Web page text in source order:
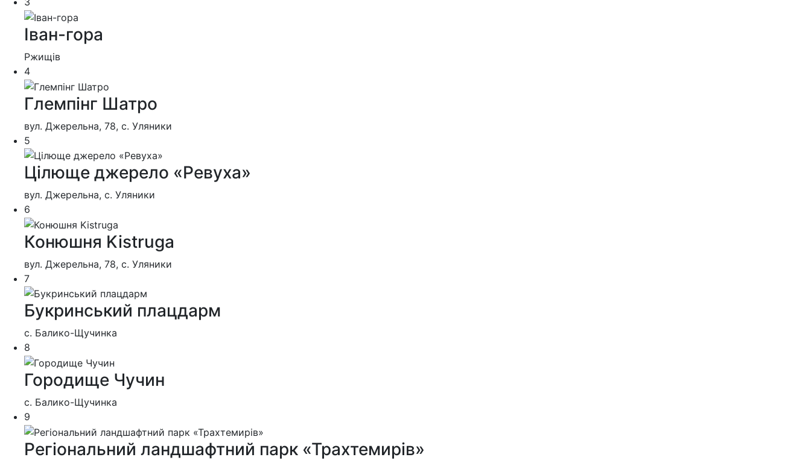
Іван-гора
Ржищів
4
Глемпінг Шатро
вул. Джерельна, 78, с. Уляники
5
Цілюще джерело «Ревуха»
вул. Джерельна, с. Уляники
6
Конюшня Kistruga
вул. Джерельна, 78, с. Уляники
7
Букринський плацдарм
с. Балико-Щучинка
8
Городище Чучин
с. Балико-Щучинка
9
Регіональний ландшафтний парк «Трахтемирів»